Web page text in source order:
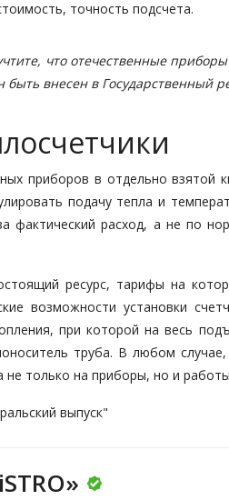
точность подсчета.
что отечественные
быть внесен в Государственный
приборов в отдельно взятой
подачу тепла и
фактический расход, а не по
ресурс, тарифы на
возможности установки
при которой на весь
труба. В любом случае,
не только на приборы, но и
выпуск"